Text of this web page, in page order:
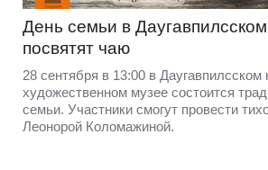
День семьи в
посвятят чаю
28 сентября в 13:00 в Даугавпилсском
художественном музее состоится
семьи. Участники смогут провести
Леонорой Коломажиной.